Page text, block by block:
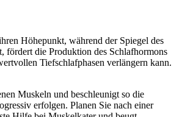
Höhepunkt, während der Spiegel des
fördert die Produktion des Schlafhormons
Tiefschlafphasen verlängern kann.
Muskeln und beschleunigt so die
erfolgen. Planen Sie nach einer